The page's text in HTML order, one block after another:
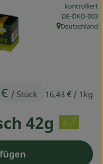
42g
/ Stück 16,43 € / 1kg
kontrolliert
,DE-ÖKO-003
, Herkunft:
Deutschland
zum Warenkorb